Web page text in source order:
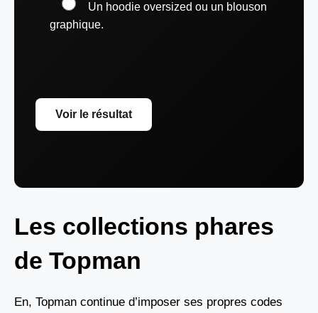
Un hoodie oversized ou un blouson
graphique.
Voir le résultat
Les collections phares
de Topman
En, Topman continue d’imposer ses propres codes